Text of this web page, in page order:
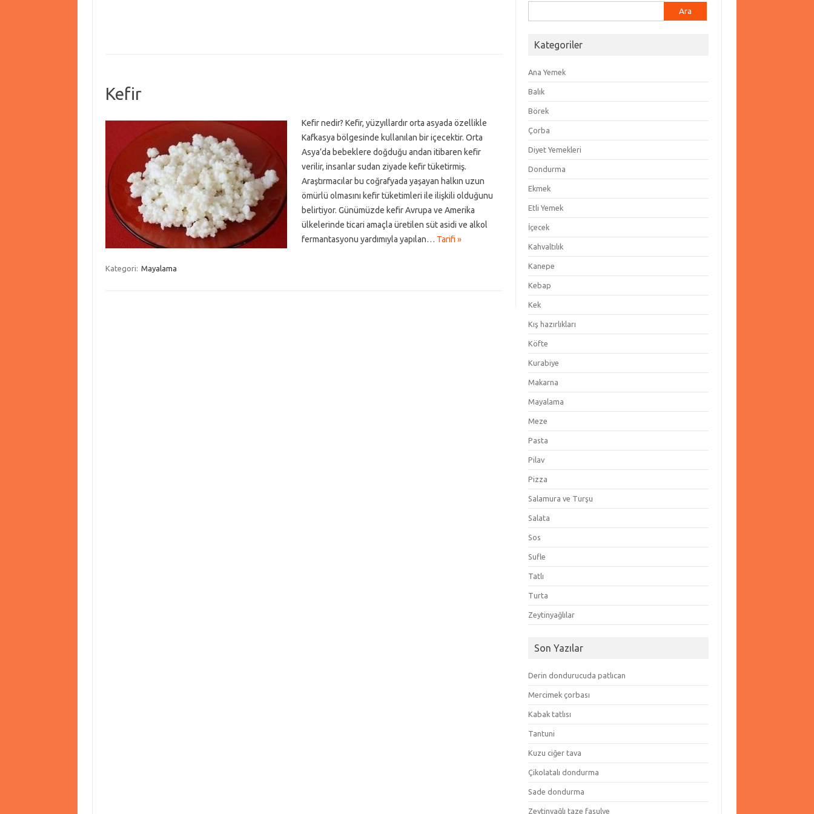
Kefir
Kefir nedir? Kefir, yüzyıllardır orta asyada özellikle
Kafkasya bölgesinde kullanılan bir içecektir. Orta
Asya’da bebeklere doğduğu andan itibaren kefir
verilir, insanlar sudan ziyade kefir tüketirmiş.
Araştırmacılar bu coğrafyada yaşayan halkın uzun
ömürlü olmasını kefir tüketimleri ile ilişkili olduğunu
belirtiyor. Günümüzde kefir Avrupa ve Amerika
ülkelerinde ticari amaçla üretilen süt asidi ve alkol
fermantasyonu yardımıyla yapılan… Tarifi »
Kategori: Mayalama
Kategoriler
Ana Yemek
Balık
Börek
Çorba
Diyet Yemekleri
Dondurma
Ekmek
Etli Yemek
İçecek
Kahvaltılık
Kanepe
Kebap
Kek
Kış hazırlıkları
Köfte
Kurabiye
Makarna
Mayalama
Meze
Pasta
Pilav
Pizza
Salamura ve Turşu
Salata
Sos
Sufle
Tatlı
Turta
Zeytinyağlılar
Son Yazılar
Derin dondurucuda patlıcan
Mercimek çorbası
Kabak tatlısı
Tantuni
Kuzu ciğer tava
Çikolatalı dondurma
Sade dondurma
Zeytinyağlı taze fasulye